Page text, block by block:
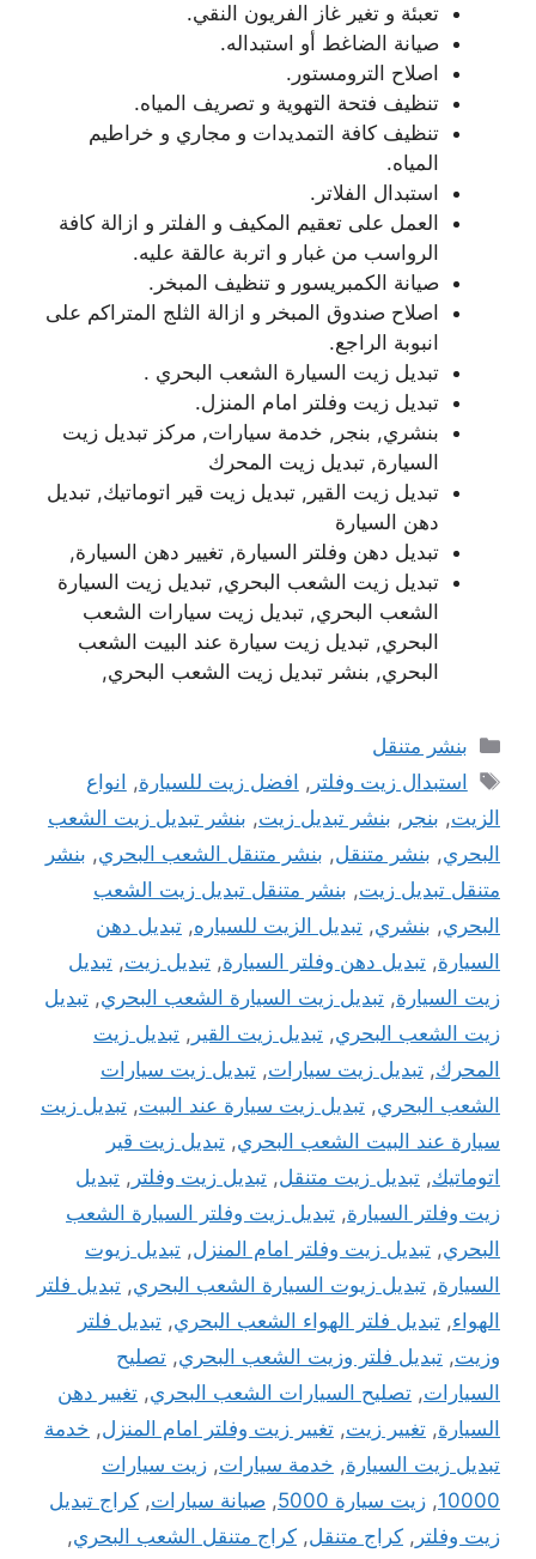
تعبئة و تغير غاز الفريون النقي.
صيانة الضاغط أو استبداله.
اصلاح الترومستور.
تنظيف فتحة التهوية و تصريف المياه.
تنظيف كافة التمديدات و مجاري و خراطيم
المياه.
استبدال الفلاتر.
العمل على تعقيم المكيف و الفلتر و ازالة كافة
الرواسب من غبار و اتربة عالقة عليه.
صيانة الكمبريسور و تنظيف المبخر.
اصلاح صندوق المبخر و ازالة الثلج المتراكم على
انبوبة الراجع.
تبديل زيت السيارة الشعب البحري .
تبديل زيت وفلتر امام المنزل.
بنشري, بنجر, خدمة سيارات, مركز تبديل زيت
السيارة, تبديل زيت المحرك
تبديل زيت القير, تبديل زيت قير اتوماتيك, تبديل
دهن السيارة
تبديل دهن وفلتر السيارة, تغيير دهن السيارة,
تبديل زيت الشعب البحري, تبديل زيت السيارة
الشعب البحري, تبديل زيت سيارات الشعب
البحري, تبديل زيت سيارة عند البيت الشعب
البحري, بنشر تبديل زيت الشعب البحري,
التصنيفات
بنشر متنقل
الوسوم
استبدال زيت وفلتر , افضل زيت للسيارة, انواع
الزيت, بنجر , بنشر تبديل زيت, بنشر تبديل زيت الشعب
البحري, بنشر متنقل, بنشر متنقل الشعب البحري, بنشر
متنقل تبديل زيت, بنشر متنقل تبديل زيت الشعب
البحري, بنشري, تبديل الزيت للسياره, تبديل دهن
السيارة, تبديل دهن وفلتر السيارة, تبديل زيت, تبديل
زيت السيارة, تبديل زيت السيارة الشعب البحري, تبديل
زيت الشعب البحري, تبديل زيت القير , تبديل زيت
المحرك, تبديل زيت سيارات, تبديل زيت سيارات
الشعب البحري, تبديل زيت سيارة عند البيت, تبديل زيت
سيارة عند البيت الشعب البحري, تبديل زيت قير
اتوماتيك, تبديل زيت متنقل, تبديل زيت وفلتر , تبديل
زيت وفلتر السيارة, تبديل زيت وفلتر السيارة الشعب
البحري, تبديل زيت وفلتر امام المنزل, تبديل زيوت
السيارة, تبديل زيوت السيارة الشعب البحري, تبديل فلتر
الهواء, تبديل فلتر الهواء الشعب البحري, تبديل فلتر
وزيت, تبديل فلتر وزيت الشعب البحري, تصليح
السيارات, تصليح السيارات الشعب البحري, تغيير دهن
السيارة, تغيير زيت, تغيير زيت وفلتر امام المنزل, خدمة
تبديل زيت السيارة, خدمة سيارات, زيت سيارات
10000
, زيت سيارة 5000 , صيانة سيارات, كراج تبديل
زيت وفلتر , كراج متنقل, كراج متنقل الشعب البحري,